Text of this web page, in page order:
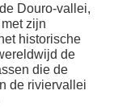
Douro-vallei,
zijn
historische
de
die de
de riviervallei